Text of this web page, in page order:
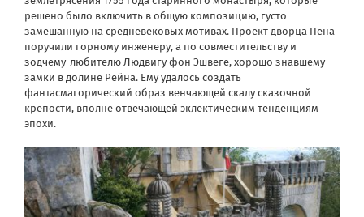
решено было включить в общую композицию, густо
замешанную на средневековых мотивах. Проект дворца Пена
поручили горному инженеру, а по совместительству и
зодчему-любителю Людвигу фон Эшвеге, хорошо знавшему
замки в долине Рейна. Ему удалось создать
фантасмагорический образ венчающей скалу сказочной
крепости, вполне отвечающей эклектическим тенденциям
эпохи.